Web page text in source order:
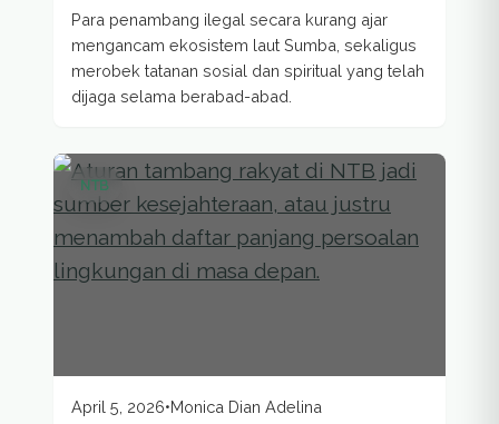
Para penambang ilegal secara kurang ajar
mengancam ekosistem laut Sumba, sekaligus
merobek tatanan sosial dan spiritual yang telah
dijaga selama berabad-abad.
NTB
April 5, 2026•Monica Dian Adelina